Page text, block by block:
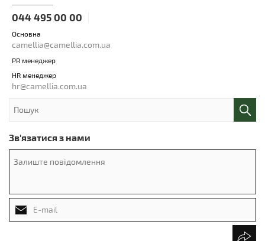
044 495 00 00
Основна
camellia@camellia.com.ua
PR менеджер
HR менеджер
hr@camellia.com.ua
Зв'язатися з нами